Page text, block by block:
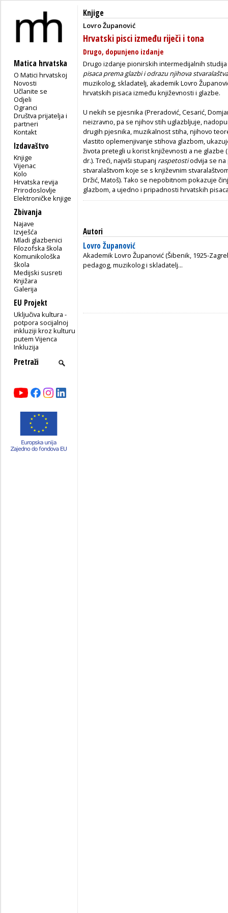
Matica hrvatska
O Matici hrvatskoj
Novosti
Učlanite se
Odjeli
Ogranci
Društva prijatelja i
partneri
Kontakt
Izdavaštvo
Knjige
Vijenac
Kolo
Hrvatska revija
Prirodoslovlje
Elektroničke knjige
Zbivanja
Najave
Izvješća
Mladi glazbenici
Filozofska škola
Komunikološka
škola
Medijski susreti
Knjižara
Galerija
EU Projekt
Uključiva kultura -
potpora socijalnoj
inkluziji kroz kulturu
putem Vijenca
Inkluzija
Knjige
Lovro Županović
Hrvatski pisci između riječi i tona
Drugo, dopunjeno izdanje
Drugo izdanje pionirskih intermedijalnih
pisaca prema glazbi i odrazu njihova
muzikolog, skladatelj, akademik Lovro
hrvatskih pisaca između književnosti i glazbe.
U nekih se pjesnika (Preradović, Cesarić,
neizravno, pa se njihov stih uglazbljuje,
drugih pjesnika, muzikalnost stiha, njihovo
vlastito oplemenjivanje stihova glazbom,
života pretegli u korist književnosti a ne glazbe
dr.). Treći, najviši stupanj raspetostiodvija se
stvaralaštvom koje se s književnim
Držić, Matoš). Tako se nepobitnom pokazuje
glazbom, a ujedno i pripadnosti hrvatskih
Autori
Lovro Županović
Akademik Lovro Županović (Šibenik, 1925-
pedagog, muzikolog i skladatelj...